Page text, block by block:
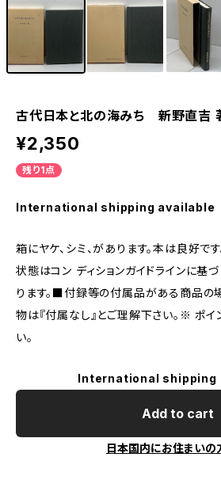
古代日本と北の海みち 新野直
¥2,350
残り1点
International shipping available
箱にヤケ、シミ、があります。本は良好
状態はコン ディションガイドラインに基
ります。■付録等の付属品がある商品の
物は『付属なし』とご理解下さい。※ ポ
い。
International shipping
Add to cart
日本国内にお住まいの